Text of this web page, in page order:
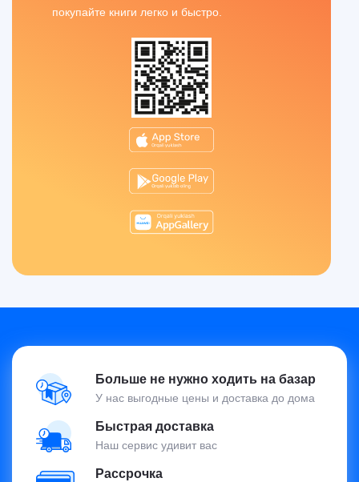
покупайте книги легко и быстро.
Больше не нужно ходить на базар
У нас выгодные цены и доставка до дома
Быстрая доставка
Наш сервис удивит вас
Рассрочка